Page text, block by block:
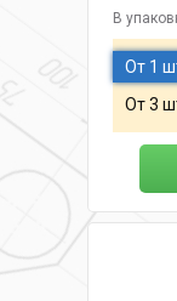
В
От 1
От 3